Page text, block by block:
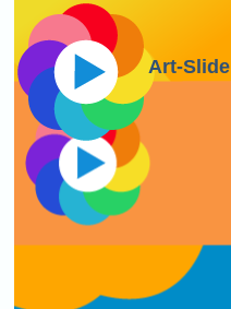
Art-Slide